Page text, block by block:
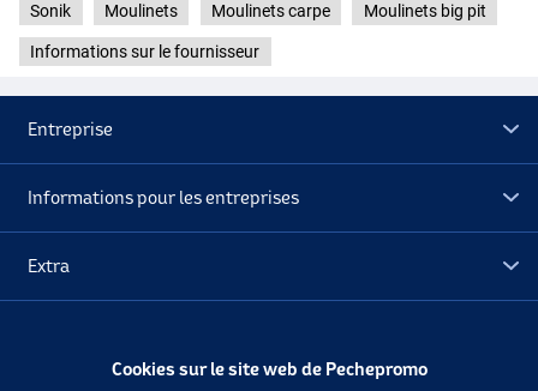
Sonik Moulinets Moulinets carpe Moulinets big pit
Informations sur le fournisseur
Entreprise
Informations pour les entreprises
Extra
Cookies sur le site web de Pechepromo